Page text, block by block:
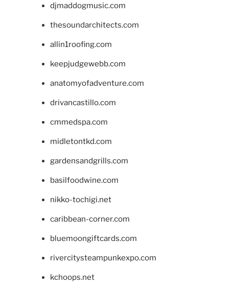
djmaddogmusic.com
thesoundarchitects.com
allin1roofing.com
keepjudgewebb.com
anatomyofadventure.com
drivancastillo.com
cmmedspa.com
midletontkd.com
gardensandgrills.com
basilfoodwine.com
nikko-tochigi.net
caribbean-corner.com
bluemoongiftcards.com
rivercitysteampunkexpo.com
kchoops.net